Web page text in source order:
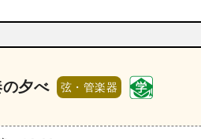
夕べ 弦・管楽器